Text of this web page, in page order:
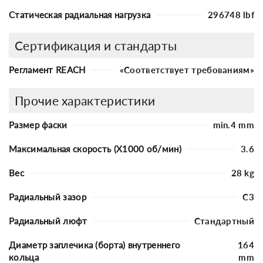
Статическая радиальная нагрузка 296748 lbf
Сертификация и стандарты
Регламент REACH «Соответствует требованиям»
Прочие характеристики
Размер фаски min.4 mm
Максимальная скорость (X1000 об/мин) 3.6
Вес 28 kg
Радиальный зазор C3
Радиальный люфт Стандартный
Диаметр заплечика (борта) внутреннего
кольца
164
mm